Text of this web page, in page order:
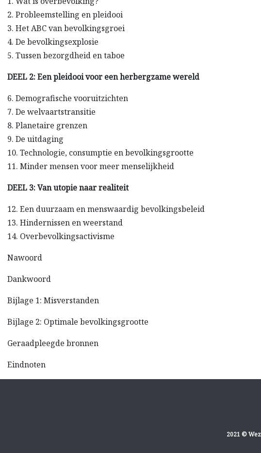
2. Probleemstelling en pleidooi
3. Het ABC van bevolkingsgroei
4. De bevolkingsexplosie
5. Tussen bezorgdheid en taboe
DEEL 2: Een pleidooi voor een herbergzame wereld
6. Demografische vooruitzichten
7. De welvaartstransitie
8. Planetaire grenzen
9. De uitdaging
10. Technologie, consumptie en bevolkingsgrootte
11. Minder mensen voor meer menselijkheid
DEEL 3: Van utopie naar realiteit
12. Een duurzaam en menswaardig bevolkingsbeleid
13. Hindernissen en weerstand
14. Overbevolkingsactivisme
Nawoord
Dankwoord
Bijlage 1: Misverstanden
Bijlage 2: Optimale bevolkingsgrootte
Geraadpleegde bronnen
Eindnoten
2021 ©